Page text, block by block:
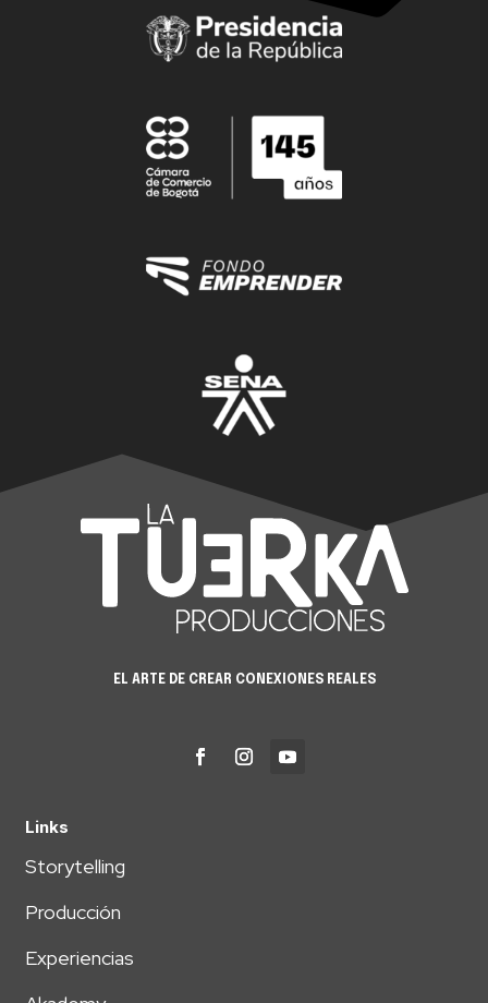
EL ARTE DE CREAR CONEXIONES REALES
Links
Storytelling
Producción
Experiencias